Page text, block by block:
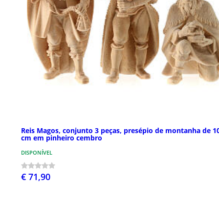
Reis Magos, conjunto 3 peças, presépio de montanha de
cm em pinheiro cembro
DISPONÍVEL
€ 71,90